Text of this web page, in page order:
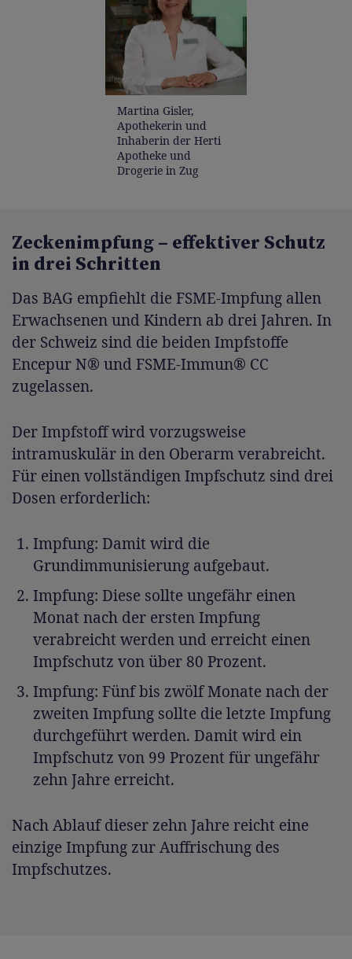
Martina Gisler,
Apothekerin und
Inhaberin der Herti
Apotheke und
Drogerie in Zug
Zeckenimpfung – effektiver Schutz
in drei Schritten
Das BAG empfiehlt die FSME-Impfung allen
Erwachsenen und Kindern ab drei Jahren. In
der Schweiz sind die beiden Impfstoffe
Encepur N® und FSME-Immun® CC
zugelassen.
Der Impfstoff wird vorzugsweise
intramuskulär in den Oberarm verabreicht.
Für einen vollständigen Impfschutz sind drei
Dosen erforderlich:
Impfung: Damit wird die
Grundimmunisierung aufgebaut.
Impfung: Diese sollte ungefähr einen
Monat nach der ersten Impfung
verabreicht werden und erreicht einen
Impfschutz von über 80 Prozent.
Impfung: Fünf bis zwölf Monate nach der
zweiten Impfung sollte die letzte Impfung
durchgeführt werden. Damit wird ein
Impfschutz von 99 Prozent für ungefähr
zehn Jahre erreicht.
Nach Ablauf dieser zehn Jahre reicht eine
einzige Impfung zur Auffrischung des
Impfschutzes.